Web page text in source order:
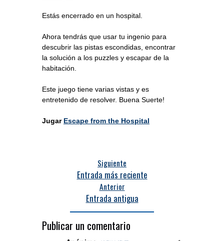
Estás encerrado en un hospital.
Ahora tendrás que usar tu ingenio para
descubrir las pistas escondidas, encontrar
la solución a los puzzles y escapar de la
habitación.
Este juego tiene varias vistas y es
entretenido de resolver. Buena Suerte!
Jugar Escape from the Hospital
Siguiente
Entrada más reciente
Anterior
Entrada antigua
Publicar un comentario